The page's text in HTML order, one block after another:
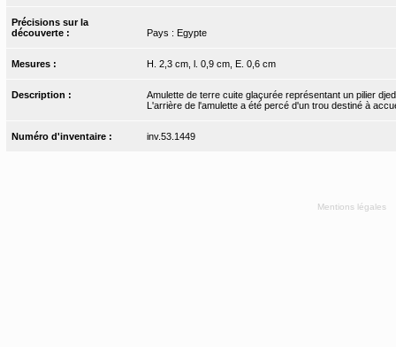
Précisions sur la
découverte :
Pays : Egypte
Mesures : H. 2,3 cm, l. 0,9 cm, E. 0,6 cm
Description :
Amulette de terre cuite glaçurée représentant un pilier
L'arrière de l'amulette a été percé d'un trou destiné à
Numéro d'inventaire : inv.53.1449
Mentions légales